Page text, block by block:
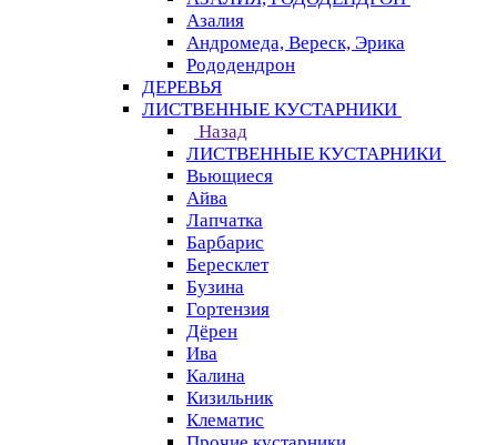
Азалия
Андромеда, Вереск, Эрика
Рододендрон
ДЕРЕВЬЯ
ЛИСТВЕННЫЕ КУСТАРНИКИ
Назад
ЛИСТВЕННЫЕ КУСТАРНИКИ
Вьющиеся
Айва
Лапчатка
Барбарис
Бересклет
Бузина
Гортензия
Дёрен
Ива
Калина
Кизильник
Клематис